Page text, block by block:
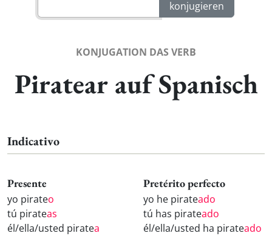
KONJUGATION DAS VERB
Piratear auf Spanisch
Indicativo
Presente
yo pirateo
tú pirateas
él/ella/usted piratea
Pretérito perfecto
yo he pirateado
tú has pirateado
él/ella/usted ha pirateado